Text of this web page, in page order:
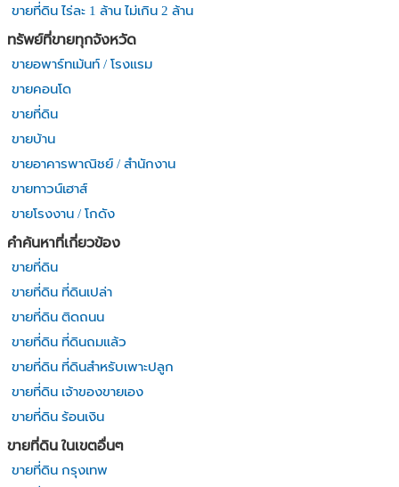
ขายที่ดิน ไร่ละ 1 ล้าน ไม่เกิน 2 ล้าน
ทรัพย์ที่ขายทุกจังหวัด
ขายอพาร์ทเม้นท์ / โรงแรม
ขายคอนโด
ขายที่ดิน
ขายบ้าน
ขายอาคารพาณิชย์ / สำนักงาน
ขายทาวน์เฮาส์
ขายโรงงาน / โกดัง
คำค้นหาที่เกี่ยวข้อง
ขายที่ดิน
ขายที่ดิน ที่ดินเปล่า
ขายที่ดิน ติดถนน
ขายที่ดิน ที่ดินถมแล้ว
ขายที่ดิน ที่ดินสำหรับเพาะปลูก
ขายที่ดิน เจ้าของขายเอง
ขายที่ดิน ร้อนเงิน
ขายที่ดิน ในเขตอื่นๆ
ขายที่ดิน กรุงเทพ